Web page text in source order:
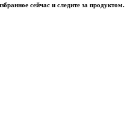
сейчас и следите за продуктом.